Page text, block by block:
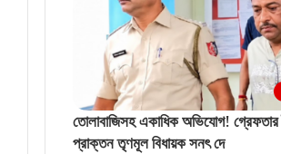
তোলাবাজিসহ একাধিক অভিযোগ! গ্রেফতার
প্রাক্তন তৃণমূল বিধায়ক সনৎ দে